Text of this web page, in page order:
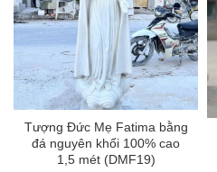
Tượng Đức Mẹ Fatima bằng
đá nguyên khối 100% cao
1,5 mét (DMF19)